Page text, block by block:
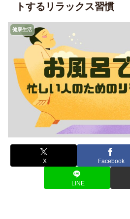
トするリラックス習慣
健康生活
X Facebook
LINE